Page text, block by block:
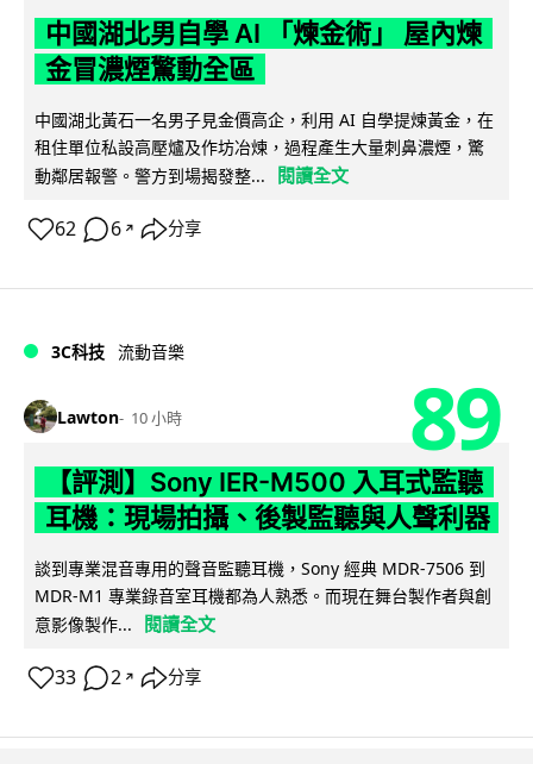
中國湖北男自學 AI 「煉金術」 屋內煉
金冒濃煙驚動全區
中國湖北黃石一名男子見金價高企，利用 AI 自學提煉黃金，在
租住單位私設高壓爐及作坊冶煉，過程產生大量刺鼻濃煙，驚
動鄰居報警。警方到場揭發整...
閱讀全文
62 6 ↗ 分享
3C科技 流動音樂
Lawton 10 小時 89
【評測】Sony IER-M500 入耳式監聽
耳機：現場拍攝、後製監聽與人聲利器
談到專業混音專用的聲音監聽耳機，Sony 經典 MDR-7506 到
MDR-M1 專業錄音室耳機都為人熟悉。而現在舞台製作者與創
意影像製作...
閱讀全文
33 2 ↗ 分享